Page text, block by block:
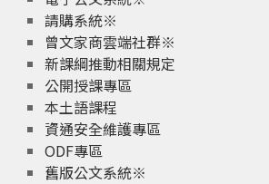
請購系統※
曾文家商雲端社群※
新課綱推動相關規定
公開授課專區
本土語課程
資通安全維護專區
ODF專區
舊版公文系統※